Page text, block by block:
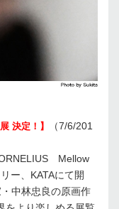
決定！】
（7/6/201
Mellow
ー、KATAにて開
中林忠良の原画作